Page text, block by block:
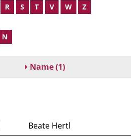
R S T V W Z
N
Name(1)
Beate Hertl